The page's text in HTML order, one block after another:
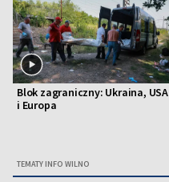
Blok zagraniczny: Ukraina, USA
i Europa
TEMATY INFO WILNO